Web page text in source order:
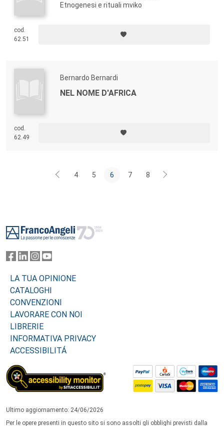
Etnogenesi e rituali mviko
cod.
62.51
Bernardo Bernardi
NEL NOME D'AFRICA
cod.
62.49
4 5 6 7 8
LA TUA OPINIONE
CATALOGHI
CONVENZIONI
LAVORARE CON NOI
LIBRERIE
INFORMATIVA PRIVACY
ACCESSIBILITÁ
Ultimo aggiornamento: 24/06/2026
Per le opere presenti in questo sito si sono assolti gli obblighi previsti dalla